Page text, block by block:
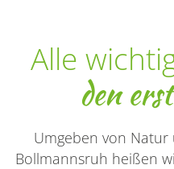
Alle
den
Umgeben von Natur
Bollmannsruh heißen